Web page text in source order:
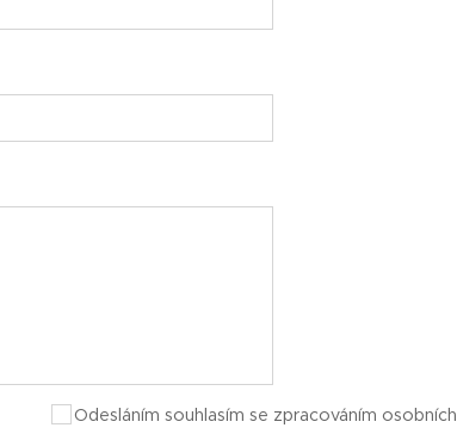
Odesláním souhlasím se zpracováním osobních